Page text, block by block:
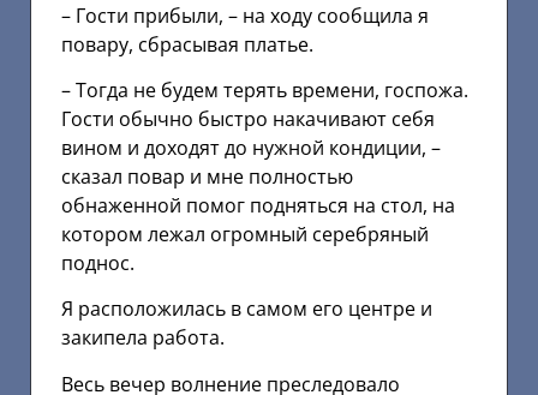
– Гости прибыли, – на ходу сообщила я
повару, сбрасывая платье.
– Тогда не будем терять времени, госпожа.
Гости обычно быстро накачивают себя
вином и доходят до нужной кондиции, –
сказал повар и мне полностью
обнаженной помог подняться на стол, на
котором лежал огромный серебряный
поднос.
Я расположилась в самом его центре и
закипела работа.
Весь вечер волнение преследовало